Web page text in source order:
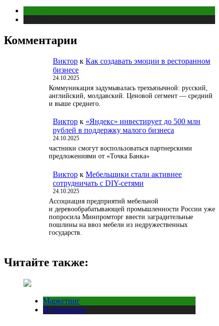
Комментарии
Виктор к Как создавать эмоции в ресторанном
бизнесе
24.10.2025
Коммуникация задумывалась трехъязычной: русский,
английский, молдавский. Ценовой сегмент — средний
и выше среднего.
Виктор к «Яндекс» инвестирует до 500 млн
рублей в поддержку малого бизнеса
24.10.2025
частники смогут воспользоваться партнерскими
предложениями от «Точка Банка»
Виктор к Мебельщики стали активнее
сотрудничать с DIY-сетями
24.10.2025
Ассоциация предприятий мебельной
и деревообрабатывающей промышленности России уже
попросила Минпромторг ввести заградительные
пошлины на ввоз мебели из недружественных
государств.
Читайте также:
Маркетинг
Публикации